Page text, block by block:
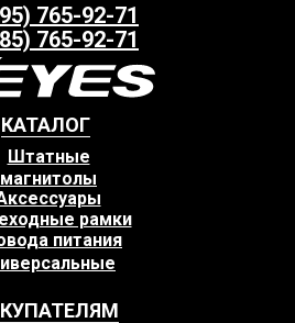
КАТАЛОГ
765-92-71
765-92-71
питания
Штатные
магнитолы
рамки